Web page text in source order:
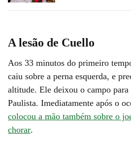
A lesão de Cuello
Aos 33 minutos do primeiro
caiu sobre a perna esquerda, e
altitude. Ele deixou o campo para
Paulista. Imediatamente após o
colocou a mão também sobre o
chorar.